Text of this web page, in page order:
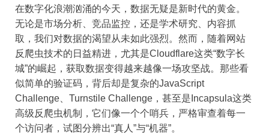
在数字化浪潮汹涌的今天，数据无疑是新时代的黄金。
无论是市场分析、竞品监控，还是学术研究、内容抓
取，我们对数据的渴望从未如此强烈。然而，随着网站
反爬虫技术的日益精进，尤其是Cloudflare这类“数字长
城”的崛起，获取数据变得越来越像一场攻坚战。那些看
似简单的验证码，背后却是复杂的JavaScript
Challenge、Turnstile Challenge，甚至是Incapsula这类
高级反爬虫机制，它们像一个个哨兵，严格审查着每一
个访问者，试图分辨出“真人”与“机器”。